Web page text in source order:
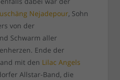
Nejadepour, Sohn
von der
Schwarm aller
Ende der
mit den Lilac Angels
Allstar-Band, die